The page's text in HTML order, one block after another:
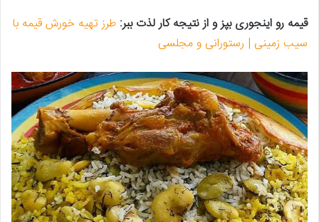
قیمه رو اینجوری بپز و از نتیجه کار لذت ببر: طرز تهیه خورش قیمه با
سیب زمینی | رستورانی و مجلسی